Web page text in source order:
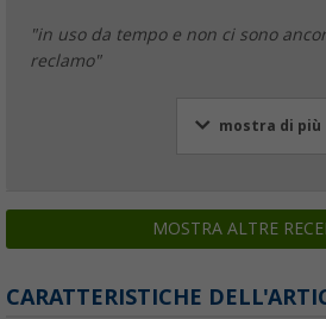
"in uso da tempo e non ci sono
reclamo"
mostra di più
MOSTRA ALTRE
CARATTERISTICHE